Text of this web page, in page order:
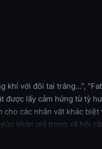
khỉ với đôi tai trắng…",
lấy cảm hứng từ tỳ
các nhân vật khác
khán giả trong xã hội